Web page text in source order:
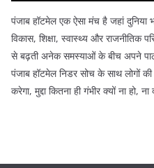
पंजाब हॉटमेल एक ऐसा मंच है जहां
विकास, शिक्षा, स्वास्थ्य और राजनीतिक
से बढ़ती अनेक समस्याओं के बीच अपने
पंजाब हॉटमेल निडर सोच के साथ लोगों
करेगा, मुद्दा कितना ही गंभीर क्यों ना हो,